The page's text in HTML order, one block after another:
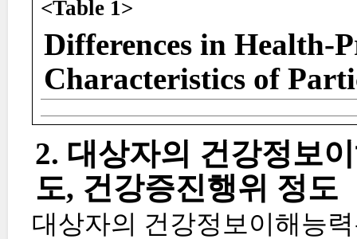
<Table 1>
Differences in Health-
Characteristics of
2. 대상자의 건강정보
도, 건강증진행위 정도
대상자의 건강정보이해능